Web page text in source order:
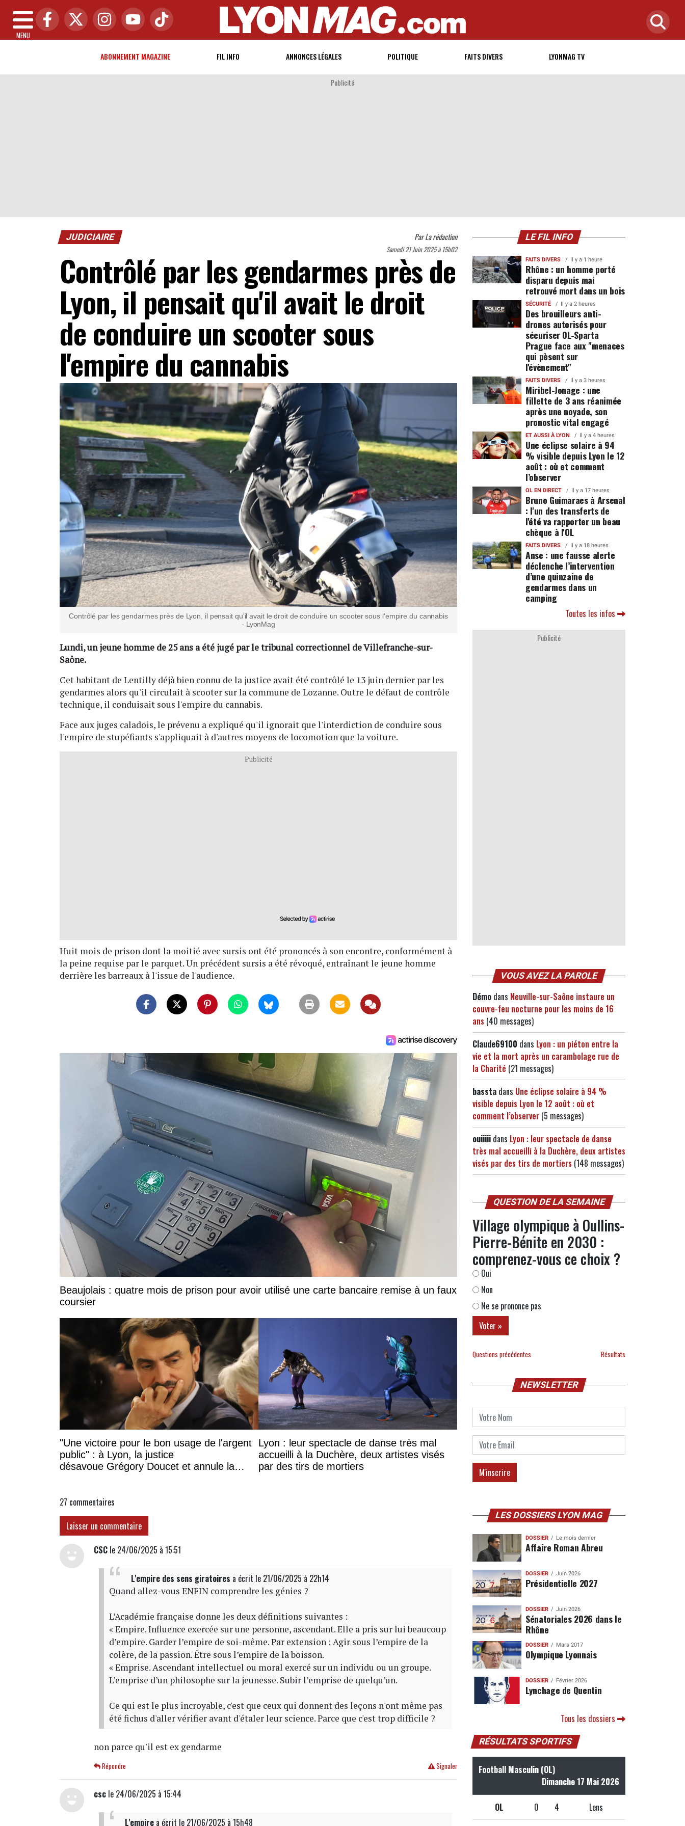
MENU
ABONNEMENT MAGAZINE FIL INFO ANNONCES LÉGALES POLITIQUE FAITS DIVERS LYONMAG TV
Publicité
JUDICIAIRE ParLa rédaction
Samedi 21 Juin 2025 à 15h02
Contrôlé par les gendarmes près de
Lyon, il pensait qu'il avait le droit
de conduire un scooter sous
l'empire du cannabis
Contrôlé par les gendarmes près de Lyon, il pensait qu'il avait le droit de conduire un scooter sous l'empire du cannabis
- LyonMag
Lundi, un jeune homme de 25 ans a été jugé par le tribunal correctionnel de Villefranche-sur-
Saône.
Cet habitant de Lentilly déjà bien connu de la justice avait été contrôlé le 13 juin dernier par les
gendarmes alors qu'il circulait à scooter sur la commune de Lozanne. Outre le défaut de contrôle
technique, il conduisait sous l'empire du cannabis.
Face aux juges caladois, le prévenu a expliqué qu'il ignorait que l'interdiction de conduire sous
l'empire de stupéfiants s'appliquait à d'autres moyens de locomotion que la voiture.
Publicité
Huit mois de prison dont la moitié avec sursis ont été prononcés à son encontre, conformément à
la peine requise par le parquet. Un précédent sursis a été révoqué, entraînant le jeune homme
derrière les barreaux à l'issue de l'audience.
Beaujolais : quatre mois de prison pour avoir utilisé une carte bancaire remise à un faux
coursier
"Une victoire pour le bon usage de l'argent
public" : à Lyon, la justice
désavoue Grégory Doucet et annule la
Lyon : leur spectacle de danse très mal
accueilli à la Duchère, deux artistes visés
par des tirs de mortiers
27 commentaires
Laisser un commentaire
CSC le 24/06/2025 à 15:51
L'empire des sens giratoires a écrit le 21/06/2025 à 22h14
Quand allez-vous ENFIN comprendre les génies ?
L’Académie française donne les deux définitions suivantes :
« Empire. Influence exercée sur une personne, ascendant. Elle a pris sur lui beaucoup
d’empire. Garder l’empire de soi-même. Par extension : Agir sous l’empire de la
colère, de la passion. Être sous l’empire de la boisson.
« Emprise. Ascendant intellectuel ou moral exercé sur un individu ou un groupe.
L’emprise d’un philosophe sur la jeunesse. Subir l’emprise de quelqu’un.
Ce qui est le plus incroyable, c'est que ceux qui donnent des leçons n'ont même pas
été fichus d'aller vérifier avant d'étaler leur science. Parce que c'est trop difficile ?
non parce qu'il est ex gendarme
Signaler
Répondre
csc le 24/06/2025 à 15:44
L'empire a écrit le 21/06/2025 à 15h48
LE FIL INFO
FAITS DIVERS Il y a 1 heure
Rhône : un homme porté
disparu depuis mai
retrouvé mort dans un bois
SÉCURITÉ Il y a 2 heures
Des brouilleurs anti-
drones autorisés pour
sécuriser OL-Sparta
Prague face aux "menaces
qui pèsent sur
l'évènement"
FAITS DIVERS Il y a 3 heures
Miribel-Jonage : une
fillette de 3 ans réanimée
après une noyade, son
pronostic vital engagé
ET AUSSI À LYON Il y a 4 heures
Une éclipse solaire à 94
% visible depuis Lyon le 12
août : où et comment
l’observer
OL EN DIRECT Il y a 17 heures
Bruno Guimaraes à Arsenal
: l'un des transferts de
l'été va rapporter un beau
chèque à l'OL
FAITS DIVERS Il y a 18 heures
Anse : une fausse alerte
déclenche l’intervention
d’une quinzaine de
gendarmes dans un
camping
Toutes les infos
Publicité
VOUS AVEZ LA PAROLE
Démo dans Neuville-sur-Saône instaure un
couvre-feu nocturne pour les moins de 16
ans (40 messages)
Claude69100 dans Lyon : un piéton entre la
vie et la mort après un carambolage rue de
la Charité (21 messages)
bassta dans Une éclipse solaire à 94 %
visible depuis Lyon le 12 août : où et
comment l’observer (5 messages)
ouiiiii dans Lyon : leur spectacle de danse
très mal accueilli à la Duchère, deux artistes
visés par des tirs de mortiers (148 messages)
QUESTION DE LA SEMAINE
Village olympique à Oullins-
Pierre-Bénite en 2030 :
comprenez-vous ce choix ?
Oui
Non
Ne se prononce pas
Questions précédentes Résultats
NEWSLETTER
LES DOSSIERS LYON MAG
DOSSIER Le mois dernier
Affaire Roman Abreu
DOSSIER Juin 2026
Présidentielle 2027
DOSSIER Juin 2026
Sénatoriales 2026 dans le
Rhône
DOSSIER Mars 2017
Olympique Lyonnais
DOSSIER Février 2026
Lynchage de Quentin
Tous les dossiers
RÉSULTATS SPORTIFS
Football Masculin (OL)
Dimanche 17 Mai 2026
OL 0 4 Lens